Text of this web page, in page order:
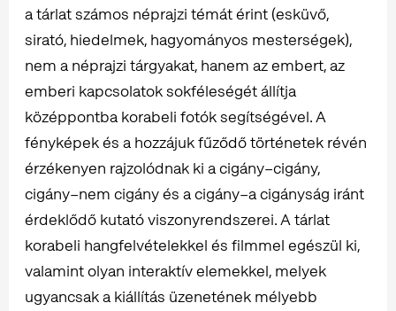
a tárlat számos néprajzi témát érint (esküvő,
sirató, hiedelmek, hagyományos mesterségek),
nem a néprajzi tárgyakat, hanem az embert, az
emberi kapcsolatok sokféleségét állítja
középpontba korabeli fotók segítségével. A
fényképek és a hozzájuk fűződő történetek révén
érzékenyen rajzolódnak ki a cigány–cigány,
cigány–nem cigány és a cigány–a cigányság iránt
érdeklődő kutató viszonyrendszerei. A tárlat
korabeli hangfelvételekkel és filmmel egészül ki,
valamint olyan interaktív elemekkel, melyek
ugyancsak a kiállítás üzenetének mélyebb